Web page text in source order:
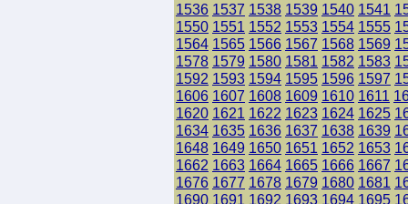
1536 1537 1538 1539 1540 1541
1550 1551 1552 1553 1554 1555
1564 1565 1566 1567 1568 1569
1578 1579 1580 1581 1582 1583
1592 1593 1594 1595 1596 1597
1606 1607 1608 1609 1610 1611
1620 1621 1622 1623 1624 1625
1634 1635 1636 1637 1638 1639
1648 1649 1650 1651 1652 1653
1662 1663 1664 1665 1666 1667
1676 1677 1678 1679 1680 1681
1690 1691 1692 1693 1694 1695